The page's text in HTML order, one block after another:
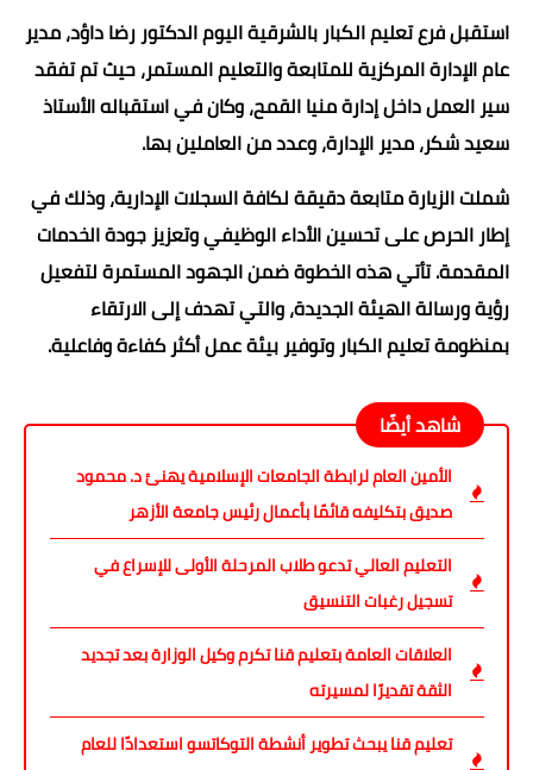
استقبل فرع تعليم الكبار بالشرقية اليوم الدكتور رضا داؤد، مدير
عام الإدارة المركزية للمتابعة والتعليم المستمر، حيث تم تفقد
سير العمل داخل إدارة منيا القمح، وكان في استقباله الأستاذ
سعيد شكر، مدير الإدارة، وعدد من العاملين بها.
شملت الزيارة متابعة دقيقة لكافة السجلات الإدارية، وذلك في
إطار الحرص على تحسين الأداء الوظيفي وتعزيز جودة الخدمات
المقدمة. تأتي هذه الخطوة ضمن الجهود المستمرة لتفعيل
رؤية ورسالة الهيئة الجديدة، والتي تهدف إلى الارتقاء
بمنظومة تعليم الكبار وتوفير بيئة عمل أكثر كفاءة وفاعلية.
شاهد أيضًا
الأمين العام لرابطة الجامعات الإسلامية يهنئ د. محمود
صديق بتكليفه قائمًا بأعمال رئيس جامعة الأزهر
التعليم العالي تدعو طلاب المرحلة الأولى للإسراع في
تسجيل رغبات التنسيق
العلاقات العامة بتعليم قنا تكرم وكيل الوزارة بعد تجديد
الثقة تقديرًا لمسيرته
تعليم قنا يبحث تطوير أنشطة التوكاتسو استعدادًا للعام